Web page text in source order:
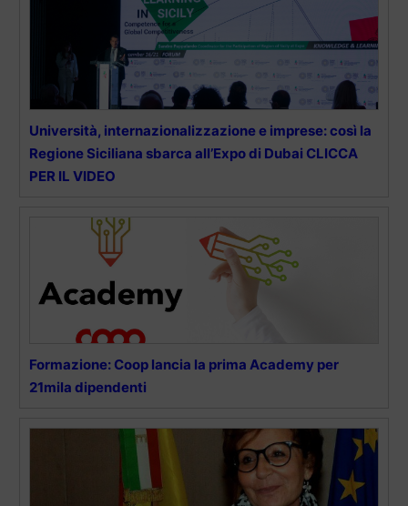
Università, internazionalizzazione e imprese: così la
Regione Siciliana sbarca all’Expo di Dubai CLICCA
PER IL VIDEO
Formazione: Coop lancia la prima Academy per
21mila dipendenti